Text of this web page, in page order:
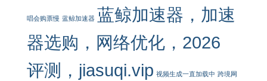
唱会购票慢 蓝鲸加速器 蓝鲸加速器，加速
器选购，网络优化，2026
评测，jiasuqi.vip 视频生成一直加载中 跨境网